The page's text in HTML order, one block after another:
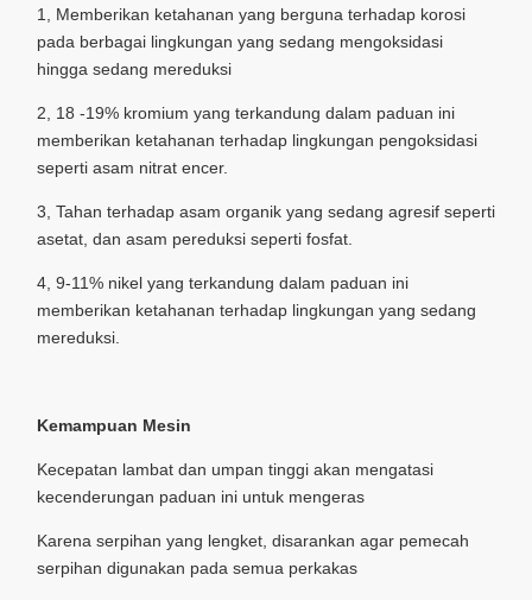
1, Memberikan ketahanan yang berguna terhadap korosi
pada berbagai lingkungan yang sedang mengoksidasi
hingga sedang mereduksi
2, 18 -19% kromium yang terkandung dalam paduan ini
memberikan ketahanan terhadap lingkungan pengoksidasi
seperti asam nitrat encer.
3, Tahan terhadap asam organik yang sedang agresif seperti
asetat, dan asam pereduksi seperti fosfat.
4, 9-11% nikel yang terkandung dalam paduan ini
memberikan ketahanan terhadap lingkungan yang sedang
mereduksi.
Kemampuan Mesin
Kecepatan lambat dan umpan tinggi akan mengatasi
kecenderungan paduan ini untuk mengeras
Karena serpihan yang lengket, disarankan agar pemecah
serpihan digunakan pada semua perkakas